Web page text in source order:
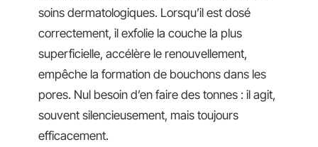
soins dermatologiques. Lorsqu’il est dosé
correctement, il exfolie la couche la plus
superficielle, accélère le renouvellement,
empêche la formation de bouchons dans les
pores. Nul besoin d’en faire des tonnes : il agit,
souvent silencieusement, mais toujours
efficacement.